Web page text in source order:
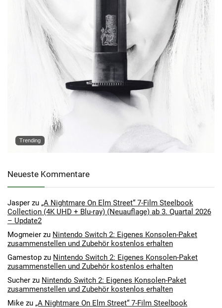
Trending
Neueste Kommentare
Jasper zu „A Nightmare On Elm Street“ 7-Film Steelbook
Collection (4K UHD + Blu-ray) (Neuauflage) ab 3. Quartal 2026
– Update2
Mogmeier zu Nintendo Switch 2: Eigenes Konsolen-Paket
zusammenstellen und Zubehör kostenlos erhalten
Gamestop zu Nintendo Switch 2: Eigenes Konsolen-Paket
zusammenstellen und Zubehör kostenlos erhalten
Sucher zu Nintendo Switch 2: Eigenes Konsolen-Paket
zusammenstellen und Zubehör kostenlos erhalten
Mike zu „A Nightmare On Elm Street“ 7-Film Steelbook